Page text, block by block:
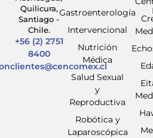
Quilicura,
Santiago -
Chile.
+56 (2) 2751
8400
Gastroenterología
Intervencional
Nutrición
Médica
Salud Sexual
y
Reproductiva
Robótica y
Laparoscópica